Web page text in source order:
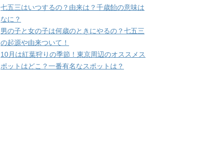
七五三はいつするの？由来は？千歳飴の意味は
なに？
男の子と女の子は何歳のときにやるの？七五三
の起源や由来ついて！
10月は紅葉狩りの季節！東京周辺のオススメス
ポットはどこ？一番有名なスポットは？